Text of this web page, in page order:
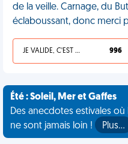
de la veille. Carnage, du
éclaboussant, donc merci
JE VALIDE, C'EST UNE VDM 996
Été : Soleil, Mer et Gaffes
Des anecdotes estivales
ne sont jamais loin !
Plus…